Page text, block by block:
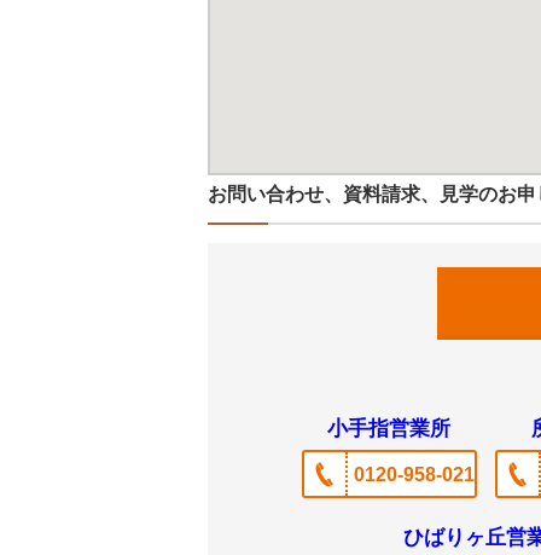
お問い合わせ、資料請求、見学のお
小手指営業所
0120-958-021
ひばりヶ丘営